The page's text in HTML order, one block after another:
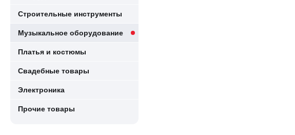
Строительные инструменты
Музыкальное оборудование
Платья и костюмы
Свадебные товары
Электроника
Прочие товары